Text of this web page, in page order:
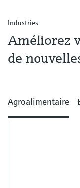
Industries
Améliorez
de
Agroalimentaire